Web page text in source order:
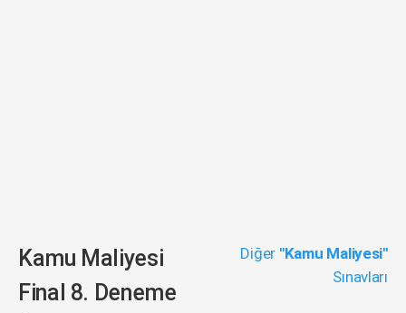
Kamu Maliyesi
Final 8. Deneme
Diğer "Kamu Maliyesi"
Sınavları